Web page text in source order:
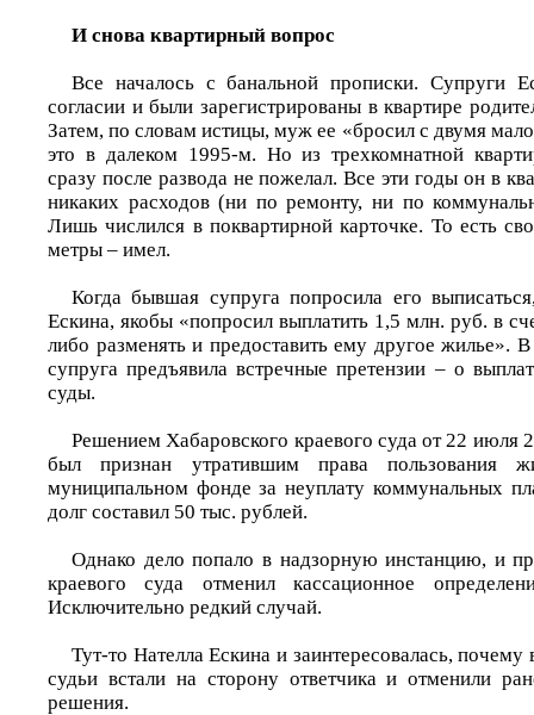
И снова квартирный вопрос
Все началось с банальной прописки. Супруги
согласии и были зарегистрированы в квартире
Затем, по словам истицы, муж ее «бросил с двумя
это в далеком 1995-м. Но из трехкомнатной
сразу после развода не пожелал. Все эти годы он в
никаких расходов (ни по ремонту, ни по
Лишь числился в поквартирной карточке. То есть
метры – имел.
Когда бывшая супруга попросила его
Ескина, якобы «попросил выплатить 1,5 млн. руб. в
либо разменять и предоставить ему другое жилье».
супруга предъявила встречные претензии – о
суды.
Решением Хабаровского краевого суда от 22 июля
был признан утратившим права пользования
муниципальном фонде за неуплату коммунальных
долг составил 50 тыс. рублей.
Однако дело попало в надзорную инстанцию, и
краевого суда отменил кассационное
Исключительно редкий случай.
Тут-то Нателла Ескина и заинтересовалась,
судьи встали на сторону ответчика и отменили
решения.